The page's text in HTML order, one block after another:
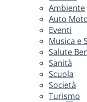
Ambiente
Auto
Eventi
Musica e
Salute
Sanità
Scuola
Società
Turismo